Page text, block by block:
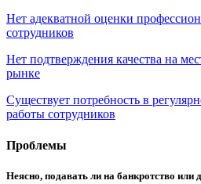
Нет адекватной оценки
сотрудников
Нет подтверждения качества на
рынке
Существует потребность в
работы сотрудников
Проблемы
Неясно, подавать ли на банкротство или